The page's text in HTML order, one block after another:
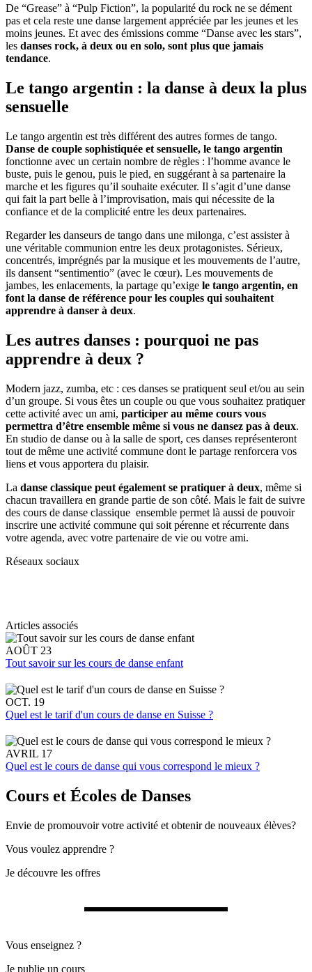
De “Grease” à “Pulp Fiction”, la popularité du rock ne se dément
pas et cela reste une danse largement appréciée par les jeunes et les
moins jeunes. Et avec des émissions comme “Danse avec les stars”,
les danses rock, à deux ou en solo, sont plus que jamais
tendance.
Le tango argentin : la danse à deux la plus
sensuelle
Le tango argentin est très différent des autres formes de tango.
Danse de couple sophistiquée et sensuelle, le tango argentin
fonctionne avec un certain nombre de règles : l’homme avance le
buste, puis le genou, puis le pied, en suggérant à sa partenaire la
marche et les figures qu’il souhaite exécuter. Il s’agit d’une danse
qui fait la part belle à l’improvisation, mais qui nécessite de la
confiance et de la complicité entre les deux partenaires.
Regarder les danseurs de tango dans une milonga, c’est assister à
une véritable communion entre les deux protagonistes. Sérieux,
concentrés, imprégnés par la musique et les mouvements de l’autre,
ils dansent “sentimentio” (avec le cœur). Les mouvements de
jambes, les enlacements, la partage qu’exige le tango argentin, en
font la danse de référence pour les couples qui souhaitent
apprendre à danser à deux.
Les autres danses : pourquoi ne pas
apprendre à deux ?
Modern jazz, zumba, etc : ces danses se pratiquent seul et/ou au sein
d’un groupe. Si vous êtes un couple ou que vous souhaitez pratiquer
cette activité avec un ami, participer au même cours vous
permettra d’être ensemble même si vous ne dansez pas à deux.
En studio de danse ou à la salle de sport, ces danses représenteront
tout de même une activité commune dont le partage renforcera vos
liens et vous apportera du plaisir.
La danse classique peut également se pratiquer à deux, même si
chacun travaillera en grande partie de son côté. Mais le fait de suivre
des cours de danse classique ensemble permet là aussi de pouvoir
inscrire une activité commune qui soit pérenne et récurrente dans
votre agenda, avec votre partenaire de vie ou votre ami.
Réseaux sociaux
Articles associés
AOÛT 23
Tout savoir sur les cours de danse enfant
OCT. 19
Quel est le tarif d'un cours de danse en Suisse ?
AVRIL 17
Quel est le cours de danse qui vous correspond le mieux ?
Cours et Écoles de Danses
Envie de promouvoir votre activité et obtenir de nouveaux élèves?
Vous voulez apprendre ?
Je découvre les offres
Vous enseignez ?
Je publie un cours